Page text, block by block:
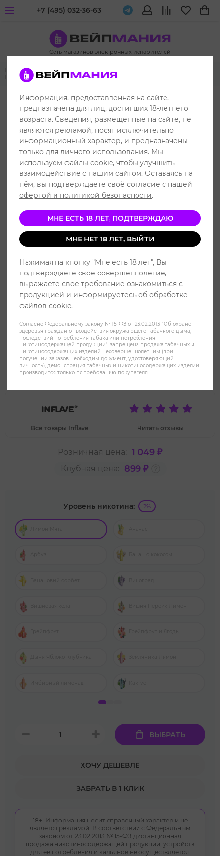
Сеть магазинов электронных испарителей
+7 (495) 032-36-63
Главная Одноразовые электронные испарители
INFLAVE PLUS 2200
до 2200 затяжек
INFLAVE PLUS Лимон Мята -
Lemon Mint
Все товары Inflave Читать отзывы
Розничная цена: 1 049 ₽
Клубная цена: 899 ₽
Уровень никотина: 2%
ВЫБРАТЬ
ХОЧУ ДЕШЕВЛЕ
ЗАБРАТЬ В 1 КЛИК
18+. Информация носит справочный характер и не
является рекламой. В соответствии с Федеральным
законом от 23.02.2013 № 15-ФЗ дистанционная
продажа никотиносодержащей продукции, устройств
для её потребления и кальянов не осуществляется.
Информация, предоставленная на сайте,
предназначена для лиц, достигших 18-летнего
возраста. Сведения, размещенные на сайте, не
являются рекламой, носят исключительно
информационный характер, и предназначены
только для личного использования. Мы
используем файлы cookie, чтобы улучшить
взаимодействие с нашим сайтом. Оставаясь на
нём, вы подтверждаете своё согласие с нашей
офертой и политикой безопасности.
МНЕ ЕСТЬ 18 ЛЕТ, ПОДТВЕРЖДАЮ
МНЕ НЕТ 18 ЛЕТ, ВЫЙТИ
Нажимая на кнопку "Мне есть 18 лет", Вы
подтверждаете свое совершеннолетие,
выражаете свое требование ознакомиться с
продукцией и информируетесь об обработке
файлов cookie.
Согласно Федеральному закону № 15-ФЗ от 23.02.2013 "Об охране
здоровья граждан от воздействия окружающего табачного дыма,
последствий потребления табака или потребления
никотинсодержащей продукции": запрещена продажа табачных и
никотиносодержащих изделий несовершеннолетним (при
получении заказов необходим документ, удостоверяющий
личность); демонстрация табачных и никотиносодержащих изделий
производится только по требованию покупателя.